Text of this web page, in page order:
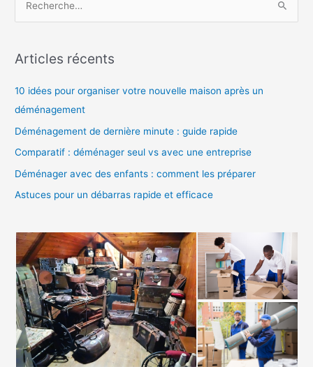
h
e
r
Articles récents
10 idées pour organiser votre nouvelle maison après un
déménagement
Déménagement de dernière minute : guide rapide
Comparatif : déménager seul vs avec une entreprise
Déménager avec des enfants : comment les préparer
Astuces pour un débarras rapide et efficace